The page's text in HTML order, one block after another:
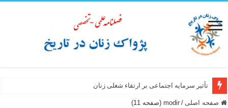
تأثیر سرمایه اجتماعی بر ارتقاء شغلی زنان
سبک زندگی زن ایرانی از نگاه سفرنامه نویسان غیر ایرانی عصر صفوی
صفحه اصلی / modir (صفحه 11)